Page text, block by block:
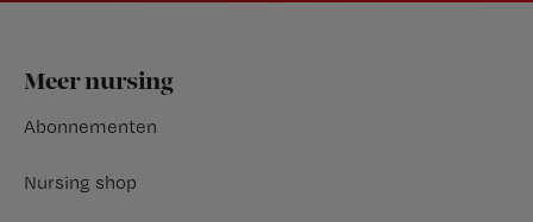
Footer
Meer nursing
Abonnementen
Nursing shop